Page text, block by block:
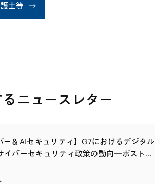
士等
るニュースレター
ー＆AIセキュリティ】G7におけるデジタル
イバーセキュリティ政策の動向―ポスト量
行、サイバーセキュリティWG宣言、青少